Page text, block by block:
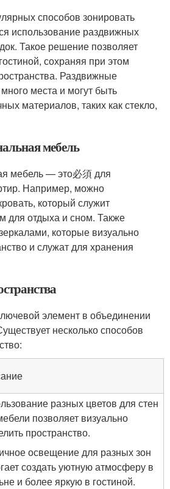
способов зонировать
использование раздвижных
Такое решение позволяет
сохраняя при этом
Раздвижные
места и могут быть
материалов, таких как стекло,
мебель
мебель — это必須 для
Например, можно
который служит
для отдыха и сном. Также
которые визуально
и служат для хранения
элемент в объединении
несколько способов
разных цветов для стен
позволяет визуально
пространство.
освещение для разных зон
создать уютную атмосферу в
и более яркую в гостиной.